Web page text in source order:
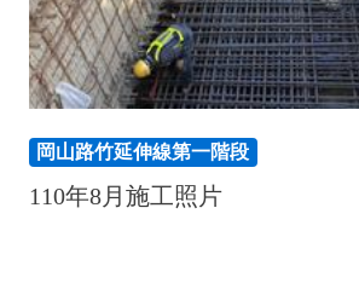
岡山路竹延伸線第一階段
110年8月施工照片